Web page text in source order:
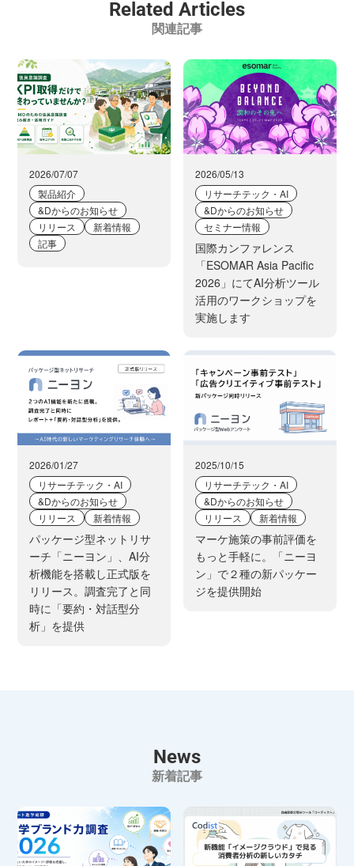
Related Articles
関連記事
2026/07/07
製品紹介
&Dからのお知らせ
リリース
新着情報
記事
2026/05/13
リサーチテック・AI
&Dからのお知らせ
セミナー情報
国際カンファレンス
「ESOMAR Asia Pacific
2026」にてAI分析ツール
活用のワークショップを
実施します
2026/01/27
リサーチテック・AI
&Dからのお知らせ
リリース
新着情報
パッケージ型ネットリサ
ーチ「ニーヨン」、AI分
析機能を搭載し正式版を
リリース。調査完了と同
時に「要約・対話型分
析」を提供
2025/10/15
リサーチテック・AI
&Dからのお知らせ
リリース
新着情報
マーケ施策の事前評価を
もっと手軽に。「ニーヨ
ン」で２種の新パッケー
ジを提供開始
News
新着記事